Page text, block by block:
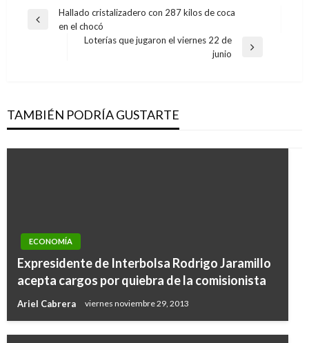
Navegación
Entrada
Hallado cristalizadero con 287 kilos de coca
en el chocó
Loterías que jugaron el viernes 22 de
junio
TAMBIÉN PODRÍA GUSTARTE
ECONOMÍA
Expresidente de Interbolsa Rodrigo Jaramillo
acepta cargos por quiebra de la comisionista
Ariel Cabrera viernes noviembre 29, 2013